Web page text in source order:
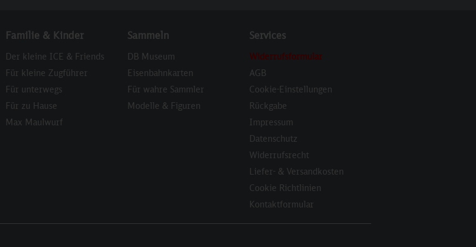
Familie & Kinder
Der kleine ICE & Friends
Für kleine Zugführer
Für unterwegs
Für zu Hause
Max Maulwurf
Sammeln
DB Museum
Eisenbahnkarten
Für wahre Sammler
Modelle & Figuren
Services
Widerrufsformular
AGB
Cookie-Einstellungen
Rückgabe
Impressum
Datenschutz
Widerrufsrecht
Liefer- & Versandkosten
Cookie Richtlinien
Kontaktformular